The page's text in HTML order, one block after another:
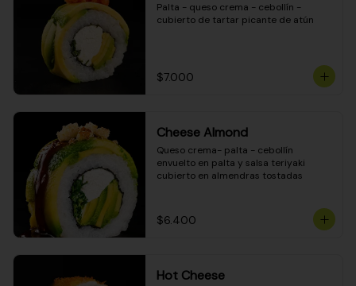
Palta - queso crema - cebollín -
cubierto de tartar picante de atún
$7.000
Cheese Almond
Queso crema- palta - cebollín
envuelto en palta y salsa teriyaki
cubierto en almendras tostadas
$6.400
Hot Cheese